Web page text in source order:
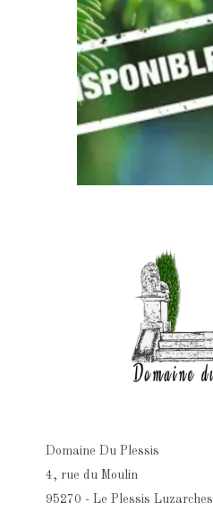
Domaine Du Plessis
4, rue du Moulin
95270 - Le Plessis Luzarches